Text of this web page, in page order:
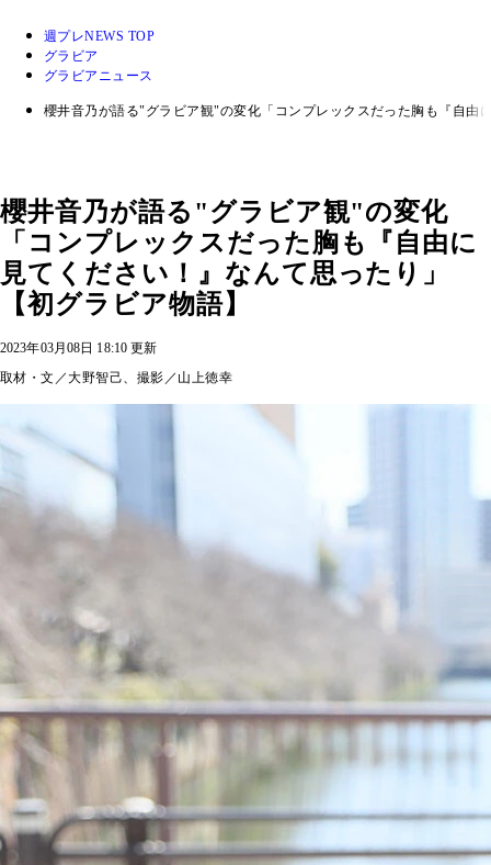
週プレNEWS TOP
グラビア
グラビアニュース
櫻井音乃が語る"グラビア観"の変化「コンプレックスだった胸も『自由
櫻井音乃が語る"グラビア観"の変化
「コンプレックスだった胸も『自由に
見てください！』なんて思ったり」
【初グラビア物語】
2023年03月08日 18:10 更新
取材・文／大野智己、撮影／山上徳幸